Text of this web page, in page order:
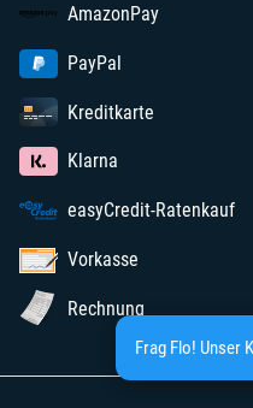
Frag Flo! Unser
AmazonPay
PayPal
Kreditkarte
Klarna
easyCredit-Ratenkauf
Vorkasse
Rechnung